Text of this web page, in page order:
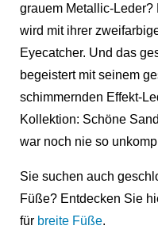
grauem Metallic-Leder?
wird mit ihrer
Eyecatcher. Und das
begeistert mit seinem
schimmernden Effekt-
Kollektion: Schöne
war noch nie so
Sie suchen auch
Füße? Entdecken Sie
für breite Füße.